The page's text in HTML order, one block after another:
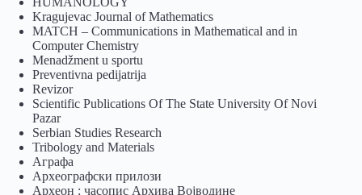
Kragujevac Journal of Mathematics
MATCH – Communications in Mathematical and in
Computer Chemistry
Menadžment u sportu
Preventivna pedijatrija
Revizor
Scientific Publications Of The State University Of Novi
Pazar
Serbian Studies Research
Tribology and Materials
Аграфа
Археографски прилози
Археон : часопис Архива Војводине